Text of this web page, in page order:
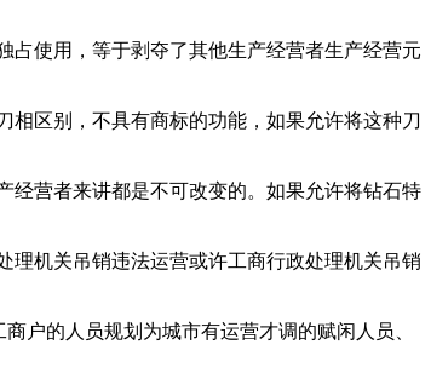
占使用，等于剥夺了其他生产经营者生产经营元
区别，不具有商标的功能，如果允许将这种刀
经营者来讲都是不可改变的。如果允许将钻石特
理机关吊销违法运营或许工商行政处理机关吊销
户的人员规划为城市有运营才调的赋闲人员、